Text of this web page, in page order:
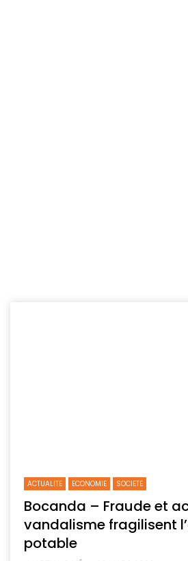
ACTUALITE ECONOMIE SOCIETE
Bocanda – Fraude et
vandalisme fragilisent
potable